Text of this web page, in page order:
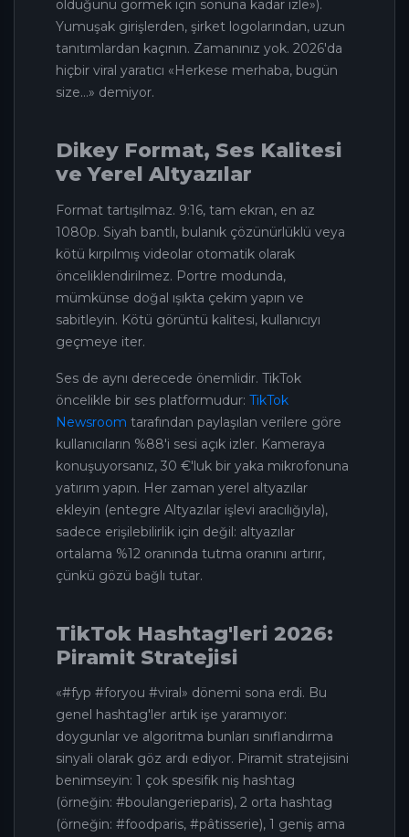
olduğunu görmek için sonuna kadar izle»).
Yumuşak girişlerden, şirket logolarından, uzun
tanıtımlardan kaçının. Zamanınız yok. 2026'da
hiçbir viral yaratıcı «Herkese merhaba, bugün
size…» demiyor.
Dikey Format, Ses Kalitesi
ve Yerel Altyazılar
Format tartışılmaz. 9:16, tam ekran, en az
1080p. Siyah bantlı, bulanık çözünürlüklü veya
kötü kırpılmış videolar otomatik olarak
önceliklendirilmez. Portre modunda,
mümkünse doğal ışıkta çekim yapın ve
sabitleyin. Kötü görüntü kalitesi, kullanıcıyı
geçmeye iter.
Ses de aynı derecede önemlidir. TikTok
öncelikle bir ses platformudur: TikTok
Newsroom tarafından paylaşılan verilere göre
kullanıcıların %88'i sesi açık izler. Kameraya
konuşuyorsanız, 30 €'luk bir yaka mikrofonuna
yatırım yapın. Her zaman yerel altyazılar
ekleyin (entegre Altyazılar işlevi aracılığıyla),
sadece erişilebilirlik için değil: altyazılar
ortalama %12 oranında tutma oranını artırır,
çünkü gözü bağlı tutar.
TikTok Hashtag'leri 2026:
Piramit Stratejisi
«#fyp #foryou #viral» dönemi sona erdi. Bu
genel hashtag'ler artık işe yaramıyor:
doygunlar ve algoritma bunları sınıflandırma
sinyali olarak göz ardı ediyor. Piramit stratejisini
benimseyin: 1 çok spesifik niş hashtag
(örneğin: #boulangerieparis), 2 orta hashtag
(örneğin: #foodparis, #pâtisserie), 1 geniş ama